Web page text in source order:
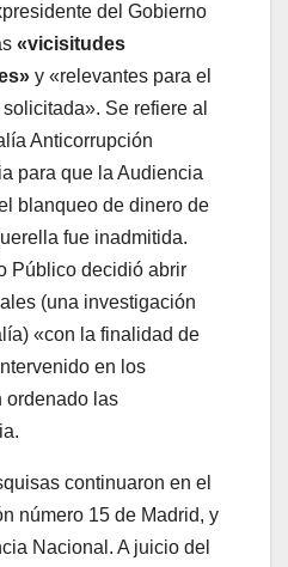
del Gobierno
«vicisitudes
y «relevantes para el
Se refiere al
Anticorrupción
para que la Audiencia
blanqueo de dinero de
fue inadmitida.
Público decidió abrir
(una investigación
«con la finalidad de
en los
ordenado las
continuaron en el
número 15 de Madrid, y
Nacional. A juicio del